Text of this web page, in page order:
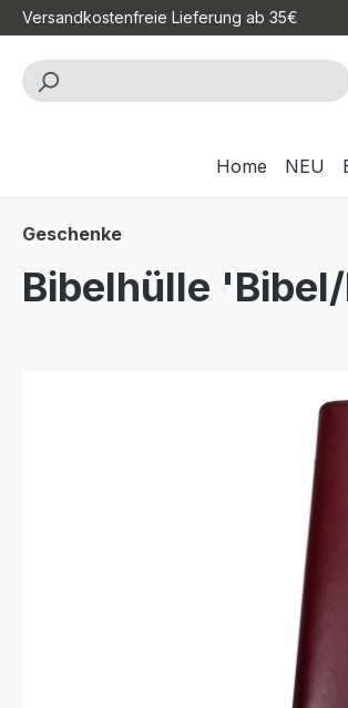
Hauptinhalt springen
Zur Suche springen
Zur Hauptnavigation springen
Versandkostenfreie Lieferung ab 35€
Home NEU
Geschenke
Bibelhülle